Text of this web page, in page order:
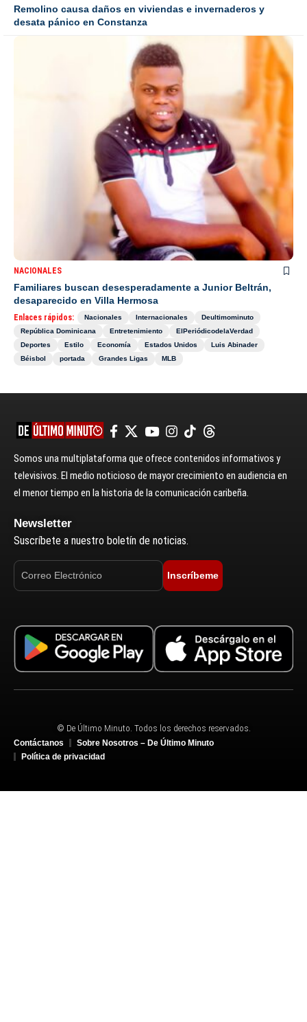
Remolino causa daños en viviendas e invernaderos y
desata pánico en Constanza
NACIONALES
Familiares buscan desesperadamente a Junior Beltrán,
desaparecido en Villa Hermosa
Enlaces rápidos: Nacionales Internacionales
Deultimominuto
República Dominicana
Entretenimiento
ElPeriódicodelaVerdad
Deportes
Estilo Economía Estados Unidos
Luis Abinader
Béisbol
portada Grandes Ligas MLB
Somos una multiplataforma que ofrece contenidos informativos y
televisivos. El medio noticioso de mayor crecimiento en audiencia en
el menor tiempo en la historia de la comunicación caribeña.
Newsletter
Suscríbete a nuestro boletín de noticias.
Inscríbeme
© De Último Minuto. Todos los derechos reservados.
Contáctanos
Sobre Nosotros – De Último Minuto
Política de privacidad